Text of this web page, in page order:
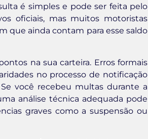
é simples e pode ser feita pelo
oficiais, mas muitos motoristas
que ainda contam para esse saldo
na sua carteira. Erros formais
no processo de notificação
você recebeu multas durante a
análise técnica adequada pode
graves como a suspensão ou